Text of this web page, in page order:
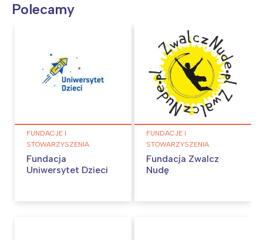
Polecamy
FUNDACJE I
STOWARZYSZENIA
Fundacja
Uniwersytet Dzieci
FUNDACJE I
STOWARZYSZENIA
Fundacja Zwalcz
Nudę